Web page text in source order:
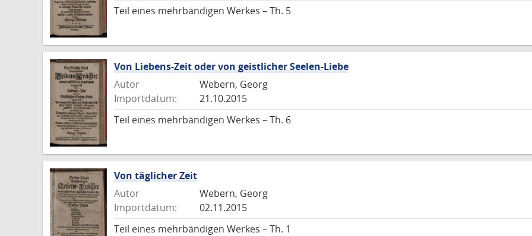
Teil eines mehrbändigen Werkes – Th. 5
Von Liebens-Zeit oder von geistlicher Seelen-Liebe
Autor
Webern, Georg
Importdatum:
21.10.2015
Teil eines mehrbändigen Werkes – Th. 6
Von täglicher Zeit
Autor
Webern, Georg
Importdatum:
02.11.2015
Teil eines mehrbändigen Werkes – Th. 1